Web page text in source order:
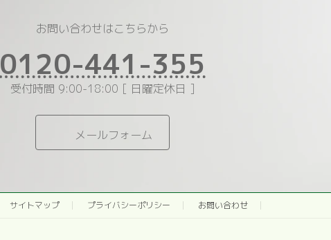
お問い合わせはこちらから
0120-441-355
受付時間 9:00-18:00 [ 日曜定休日 ]
メールフォーム
サイトマップ プライバシーポリシー お問い合わせ